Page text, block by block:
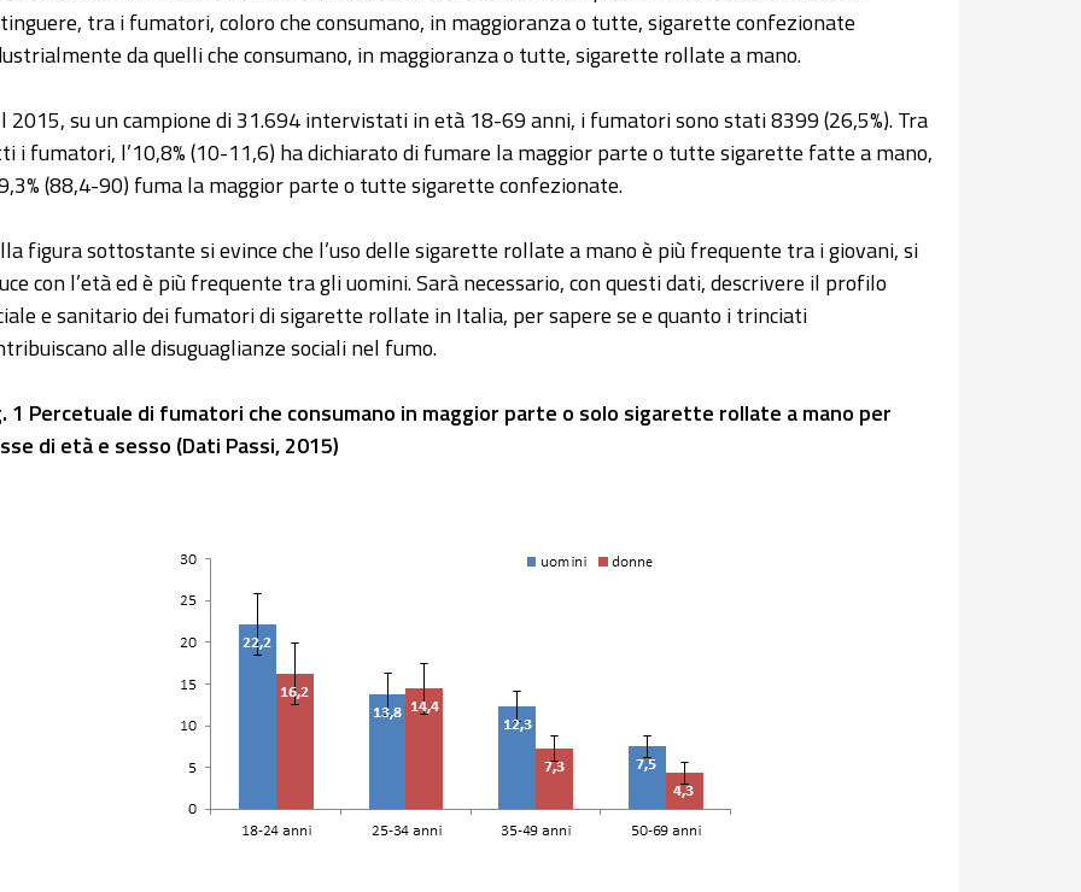
tra i fumatori, coloro che consumano, in maggioranza o tutte, sigarette confezionate
da quelli che consumano, in maggioranza o tutte, sigarette rollate a mano.
2015, su un campione di 31.694 intervistati in età 18-69 anni, i fumatori sono stati 8399 (26,5%). Tra
i fumatori, l’10,8% (10-11,6) ha dichiarato di fumare la maggior parte o tutte sigarette fatte a mano,
(88,4-90) fuma la maggior parte o tutte sigarette confezionate.
figura sottostante si evince che l’uso delle sigarette rollate a mano è più frequente tra i giovani, si
con l’età ed è più frequente tra gli uomini. Sarà necessario, con questi dati, descrivere il profilo
e sanitario dei fumatori di sigarette rollate in Italia, per sapere se e quanto i trinciati
alle disuguaglianze sociali nel fumo.
1 Percetuale di fumatori che consumano in maggior parte o solo sigarette rollate a mano per
di età e sesso (Dati Passi, 2015)